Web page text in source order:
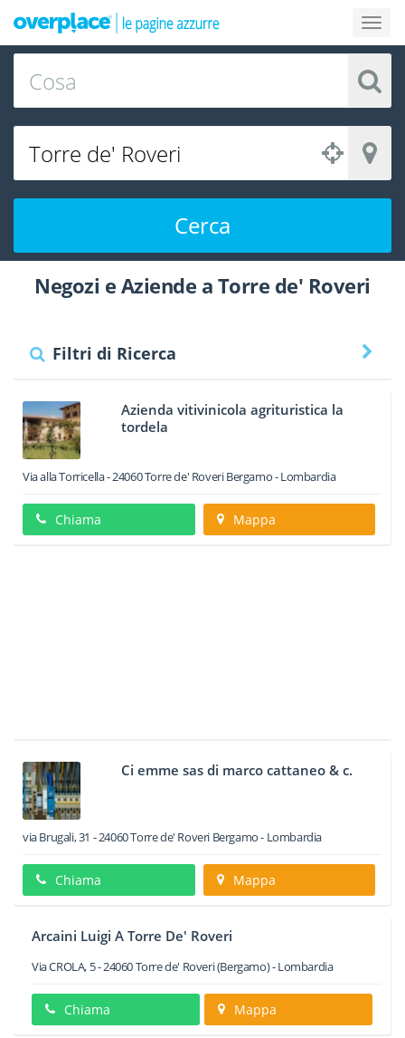
Cerca
Negozi e Aziende a Torre de' Roveri
Filtri di Ricerca
Azienda vitivinicola agrituristica la
tordela
Via alla Torricella-24060Torre de' RoveriBergamo -Lombardia
Chiama Mappa
Ci emme sas di marco cattaneo & c.
via Brugali, 31 -24060Torre de' Roveri Bergamo - Lombardia
Chiama Mappa
Arcaini Luigi A Torre De' Roveri
Via CROLA, 5-24060Torre de' Roveri(Bergamo) -Lombardia
Chiama Mappa